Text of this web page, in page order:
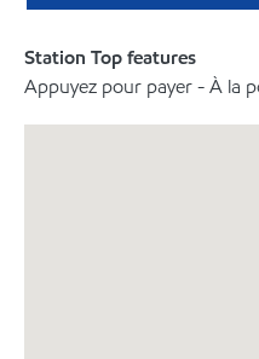
Station Top features
Appuyez pour payer - À la